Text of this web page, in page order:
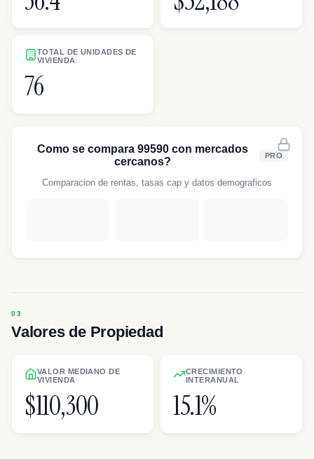
TOTAL DE UNIDADES DE
VIVIENDA
76
Como se compara 99590 con mercados
cercanos?
PRO
Comparacion de rentas, tasas cap y datos demograficos
Valores de Propiedad
VALOR MEDIANO DE
VIVIENDA
$110,300
CRECIMIENTO
INTERANUAL
15.1%